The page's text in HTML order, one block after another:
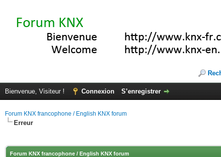
Bienvenue, Visiteur ! Connexion S’enregistrer
Forum KNX francophone / English KNX forum
Erreur
Forum KNX francophone / English KNX forum